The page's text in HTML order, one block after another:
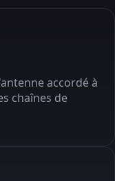
accordé à
chaînes de